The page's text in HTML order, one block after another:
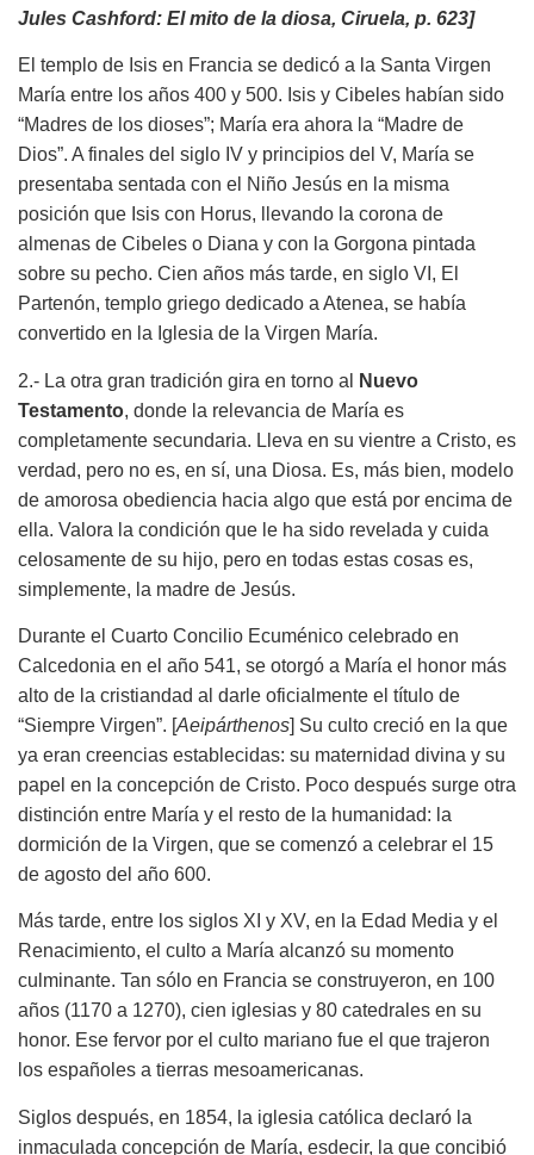
Jules Cashford: El mito de la diosa, Ciruela, p. 623]
El templo de Isis en Francia se dedicó a la Santa Virgen
María entre los años 400 y 500. Isis y Cibeles habían sido
“Madres de los dioses”; María era ahora la “Madre de
Dios”. A finales del siglo IV y principios del V, María se
presentaba sentada con el Niño Jesús en la misma
posición que Isis con Horus, llevando la corona de
almenas de Cibeles o Diana y con la Gorgona pintada
sobre su pecho. Cien años más tarde, en siglo VI, El
Partenón, templo griego dedicado a Atenea, se había
convertido en la Iglesia de la Virgen María.
2.- La otra gran tradición gira en torno al
Nuevo
Testamento, donde la relevancia de María es
completamente secundaria. Lleva en su vientre a Cristo, es
verdad, pero no es, en sí, una Diosa. Es, más bien, modelo
de amorosa obediencia hacia algo que está por encima de
ella. Valora la condición que le ha sido revelada y cuida
celosamente de su hijo, pero en todas estas cosas es,
simplemente, la madre de Jesús.
Durante el Cuarto Concilio Ecuménico celebrado en
Calcedonia en el año 541, se otorgó a María el honor más
alto de la cristiandad al darle oficialmente el título de
“Siempre Virgen”. [Aeipárthenos] Su culto creció en la que
ya eran creencias establecidas: su maternidad divina y su
papel en la concepción de Cristo. Poco después surge otra
distinción entre María y el resto de la humanidad: la
dormición de la Virgen, que se comenzó a celebrar el 15
de agosto del año 600.
Más tarde, entre los siglos XI y XV, en la Edad Media y el
Renacimiento, el culto a María alcanzó su momento
culminante. Tan sólo en Francia se construyeron, en 100
años (1170 a 1270), cien iglesias y 80 catedrales en su
honor. Ese fervor por el culto mariano fue el que trajeron
los españoles a tierras mesoamericanas.
Siglos después, en 1854, la iglesia católica declaró la
inmaculada concepción de María, esdecir, la que concibió